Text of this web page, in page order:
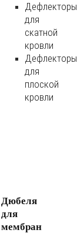
Дефлекторы
для
скатной
кровли
Дефлекторы
для
плоской
кровли
Дюбеля
для
мембран